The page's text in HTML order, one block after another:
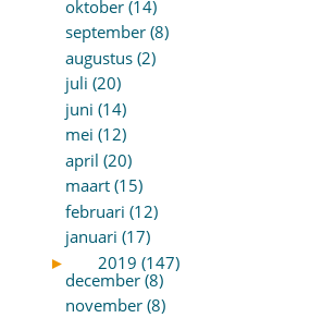
oktober (14)
september (8)
augustus (2)
juli (20)
juni (14)
mei (12)
april (20)
maart (15)
februari (12)
januari (17)
►
2019 (147)
december (8)
november (8)